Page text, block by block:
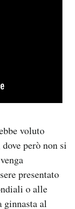
voluto
però non si
presentato
o alle
ginnasta al